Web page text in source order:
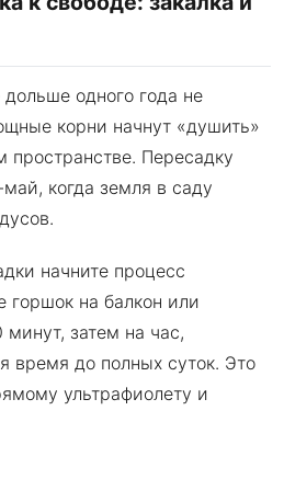
одного года не
корни начнут «душить»
пространстве. Пересадку
когда земля в саду
начните процесс
горшок на балкон или
затем на час,
время до полных суток. Это
ультрафиолету и